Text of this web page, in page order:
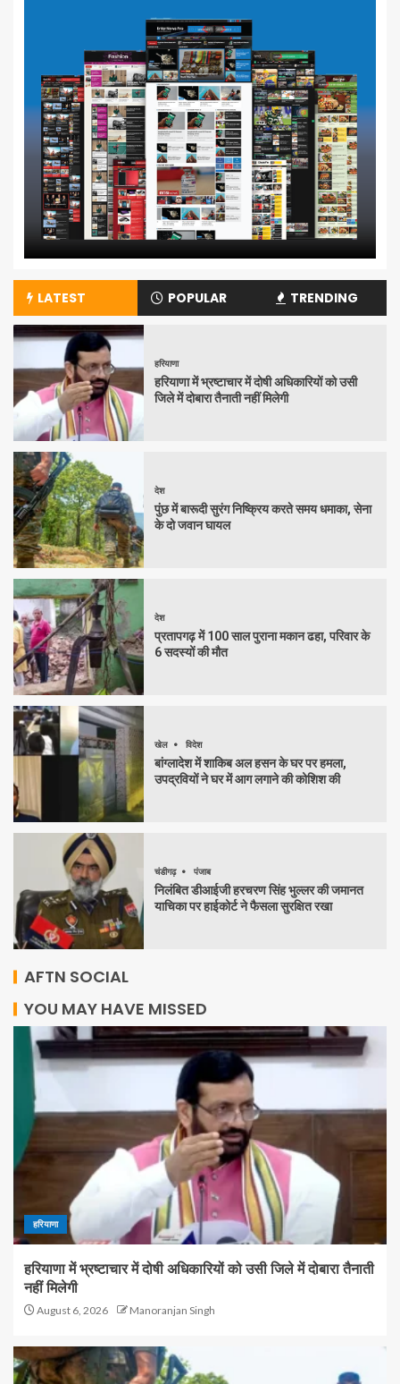
LATEST POPULAR TRENDING
हरियाणा
हरियाणा में भ्रष्टाचार में दोषी अधिकारियों को उसी
जिले में दोबारा तैनाती नहीं मिलेगी
देश
पुंछ में बारूदी सुरंग निष्क्रिय करते समय धमाका, सेना
के दो जवान घायल
देश
प्रतापगढ़ में 100 साल पुराना मकान ढहा, परिवार के
6 सदस्यों की मौत
खेल विदेश
बांग्लादेश में शाकिब अल हसन के घर पर हमला,
उपद्रवियों ने घर में आग लगाने की कोशिश की
चंडीगढ़ पंजाब
निलंबित डीआईजी हरचरण सिंह भुल्लर की जमानत
याचिका पर हाईकोर्ट ने फैसला सुरक्षित रखा
AFTN SOCIAL
YOU MAY HAVE MISSED
हरियाणा
हरियाणा में भ्रष्टाचार में दोषी अधिकारियों को उसी जिले में दोबारा तैनाती
नहीं मिलेगी
August 6, 2026 Manoranjan Singh